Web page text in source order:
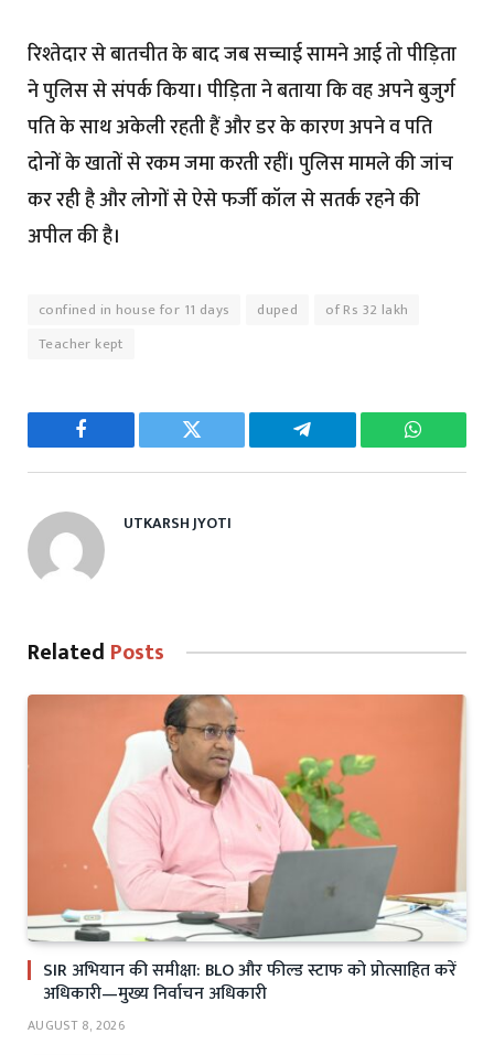
रिश्तेदार से बातचीत के बाद जब सच्चाई सामने आई तो पीड़िता
ने पुलिस से संपर्क किया। पीड़िता ने बताया कि वह अपने बुजुर्ग
पति के साथ अकेली रहती हैं और डर के कारण अपने व पति
दोनों के खातों से रकम जमा करती रहीं। पुलिस मामले की जांच
कर रही है और लोगों से ऐसे फर्जी कॉल से सतर्क रहने की
अपील की है।
confined in house for 11 days duped
of Rs 32 lakh
Teacher kept
Facebook Twitter Telegram
UTKARSH JYOTI
Related Posts
SIR अभियान की समीक्षा: BLO और फील्ड स्टाफ को प्रोत्साहित करें
अधिकारी—मुख्य निर्वाचन अधिकारी
AUGUST 8, 2026